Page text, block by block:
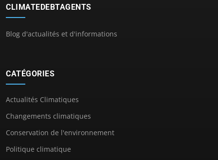
CLIMATEDEBTAGENTS
Blog d'actualités et d'informations
CATÉGORIES
Actualités Climatiques
Changements climatiques
Conservation de l'environnement
Politique climatique